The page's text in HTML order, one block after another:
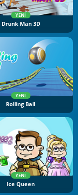
YENI
Drunk Man 3D
YENI
Rolling Ball
YENI
Ice Queen